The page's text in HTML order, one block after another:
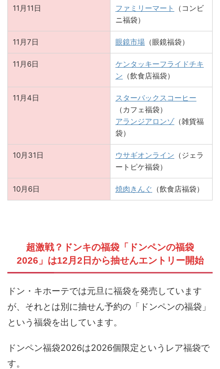
11月11日 ファミリーマート
（コンビ
ニ福袋）
11月7日 眼鏡市場 （眼鏡福袋）
11月6日
ケンタッキーフライドチキ
ン （飲食店福袋）
11月4日
スターバックスコーヒー
（カフェ福袋）
アランジアロンゾ （雑貨福
袋）
10月31日 ウサギオンライン （ジェラ
ートピケ福袋）
10月6日 焼肉きんぐ （飲食店福袋）
超激戦？ドンキの福袋「ドンペンの福袋
2026」は12月2日から抽せんエントリー開始
ドン・キホーテでは元旦に福袋を発売しています
が、それとは別に抽せん予約の「ドンペンの福袋」
という福袋を出しています。
ドンペン福袋2026は2026個限定というレア福袋で
す。